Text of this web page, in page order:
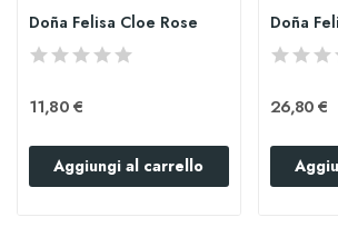
Doña Felisa Cloe Rose
11,80 €
Aggiungi al carrello
26,80 €